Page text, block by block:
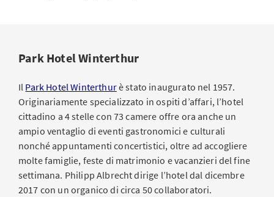
Park Hotel Winterthur
Il Park Hotel Winterthurè stato inaugurato nel 1957.
Originariamente specializzato in ospiti d’affari, l’hotel
cittadino a 4 stelle con 73 camere offre ora anche un
ampio ventaglio di eventi gastronomici e culturali
nonché appuntamenti concertistici, oltre ad accogliere
molte famiglie, feste di matrimonio e vacanzieri del fine
settimana. Philipp Albrecht dirige l’hotel dal dicembre
2017 con un organico di circa 50 collaboratori.